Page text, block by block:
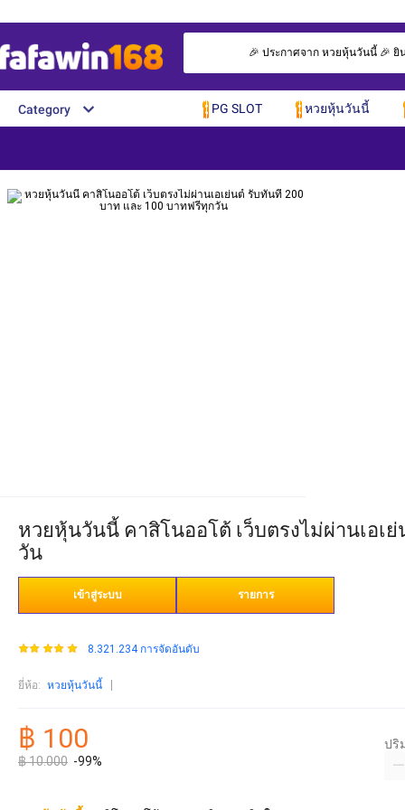
🎉 ประกาศจาก หวยหุ้นวันนี้ 🎉
Category PG SLOT หวยหุ้นวันนี้
หวยหุ้นวันนี้ คาสิโนออโต้ เว็บตรงไม่ผ่านเอเ
วัน
เข้าสู่ระบบ รายการ
8.321.234 การจัดอันดับ
ยี่ห้อ: หวยหุ้นวันนี้
฿ 100
฿ 10.000 -99%
ปริ